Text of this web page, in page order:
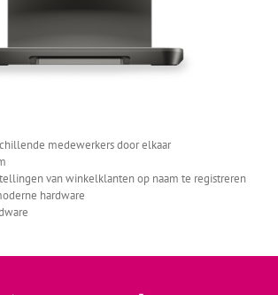
medewerkers door elkaar
van winkelklanten op naam te registreren
hardware